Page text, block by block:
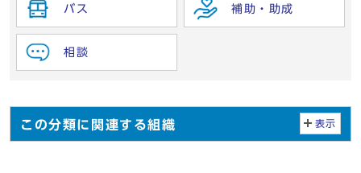
バス 補助・助成
相談
この分類に関連する組織 表示